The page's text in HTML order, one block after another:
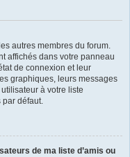
autres membres du forum.
affichés dans votre panneau
de connexion et leur
graphiques, leurs messages
à votre liste
par défaut.
de ma liste d’amis ou